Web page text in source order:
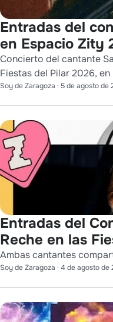
Entradas del
en Espacio Zity
Concierto del cantante
Fiestas del Pilar 2026,
Soy de Zaragoza · 5 de agosto de
Entradas del
Reche en las
Ambas cantantes
Soy de Zaragoza · 4 de agosto de